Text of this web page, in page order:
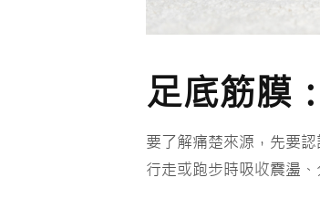
足底筋膜
要了解痛楚來源，先要
行走或跑步時吸收震盪